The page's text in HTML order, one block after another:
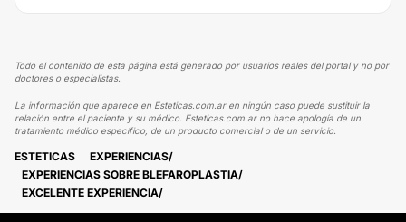
Todo el contenido de esta página está generado por usuarios reales del portal y no por
doctores o especialistas.
La información que aparece en Esteticas.com.ar en ningún caso puede sustituir la
relación entre el paciente y su médico. Esteticas.com.ar no hace apología de un
tratamiento médico específico, de un producto comercial o de un servicio.
ESTETICAS
EXPERIENCIAS
EXPERIENCIAS SOBRE BLEFAROPLASTIA
EXCELENTE EXPERIENCIA